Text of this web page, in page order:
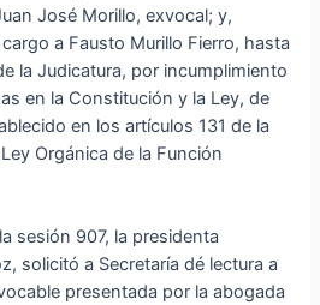
José Morillo, exvocal; y,
a Fausto Murillo Fierro, hasta
la Judicatura, por incumplimiento
en la Constitución y la Ley, de
en los artículos 131 de la
Orgánica de la Función
sesión 907, la presidenta
solicitó a Secretaría dé lectura a
presentada por la abogada